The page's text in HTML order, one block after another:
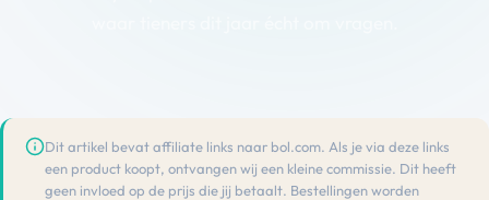
Dit artikel bevat affiliate links naar bol.com. Als je via deze links
een product koopt, ontvangen wij een kleine commissie. Dit heeft
geen invloed op de prijs die jij betaalt. Bestellingen worden